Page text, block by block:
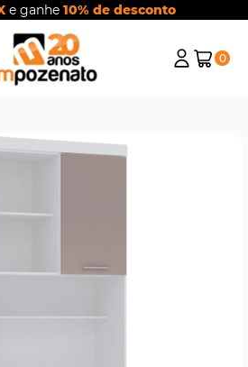
e ganhe 10% de desconto
0